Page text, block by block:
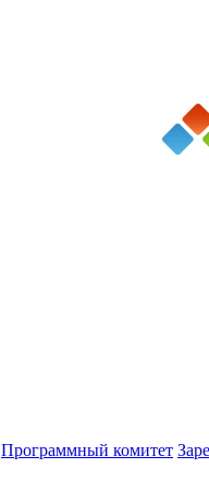
Программный комитет